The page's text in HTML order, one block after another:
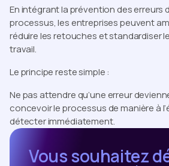
En intégrant la prévention des erreurs
processus, les entreprises peuvent
réduire les retouches et standardiser
travail.
Le principe reste simple :
Ne pas attendre qu’une erreur
concevoir le processus de manière à
détecter immédiatement.
Vous souhaitez